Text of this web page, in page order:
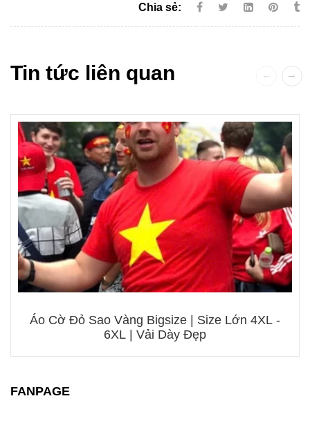
Chia sẻ:
Tin tức liên quan
Áo Cờ Đỏ Sao Vàng Bigsize | Size Lớn 4XL -
6XL | Vải Dày Đẹp
FANPAGE